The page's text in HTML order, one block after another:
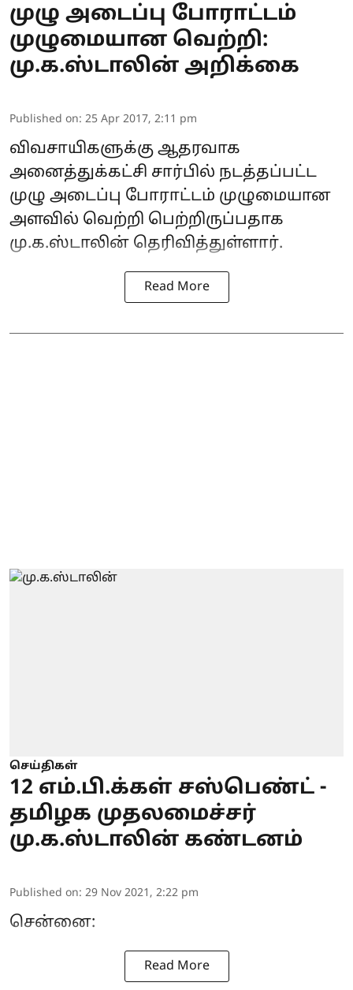
முழு அடைப்பு போராட்டம்
முழுமையான வெற்றி:
மு.க.ஸ்டாலின் அறிக்கை
Published on: 25 Apr 2017, 2:11 pm
விவசாயிகளுக்கு ஆதரவாக
அனைத்துக்கட்சி சார்பில் நடத்தப்பட்ட
முழு அடைப்பு போராட்டம் முழுமையான
அளவில் வெற்றி பெற்றிருப்பதாக
மு.க.ஸ்டாலின் தெரிவித்துள்ளார்.
Read More
செய்திகள்
12 எம்.பி.க்கள் சஸ்பெண்ட் -
தமிழக முதலமைச்சர்
மு.க.ஸ்டாலின் கண்டனம்
Published on: 29 Nov 2021, 2:22 pm
சென்னை:
Read More